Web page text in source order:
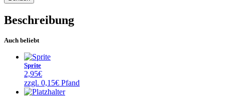
Beschreibung
Auch beliebt
Sprite
2,95€
zzgl. 0,15€ Pfand